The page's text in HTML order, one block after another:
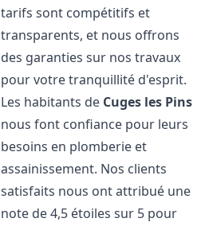
tarifs sont compétitifs et
transparents, et nous offrons
des garanties sur nos travaux
pour votre tranquillité d'esprit.
Les habitants de Cuges les Pins
nous font confiance pour leurs
besoins en plomberie et
assainissement. Nos clients
satisfaits nous ont attribué une
note de 4,5 étoiles sur 5 pour